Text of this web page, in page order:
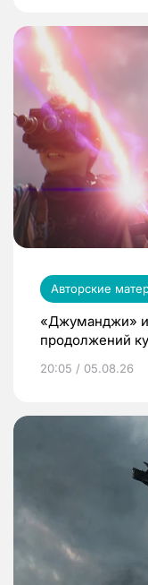
Авторские
«Джуманджи»
продолжений
20:05 / 05.08.26